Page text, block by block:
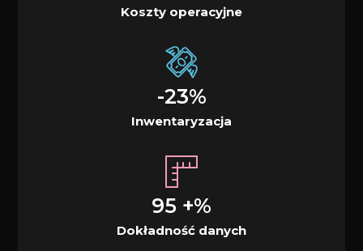
Koszty operacyjne
-23%
Inwentaryzacja
95 +%
Dokładność danych